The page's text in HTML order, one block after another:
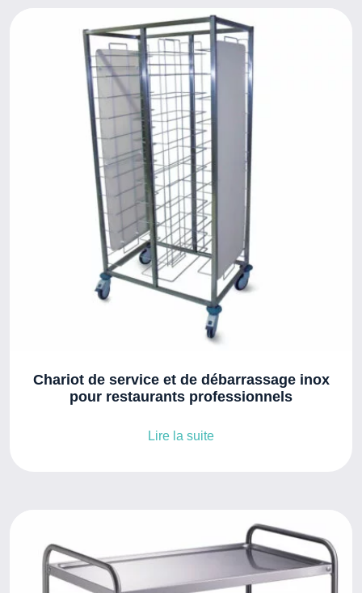
Chariot de service et de débarrassage inox
pour restaurants professionnels
Lire la suite